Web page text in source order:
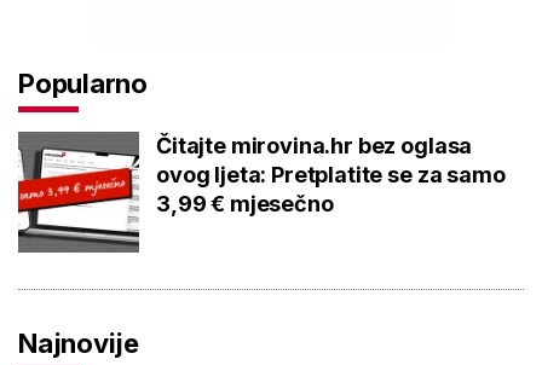
Popularno
Čitajte mirovina.hr bez oglasa
ovog ljeta: Pretplatite se za samo
3,99 € mjesečno
Najnovije